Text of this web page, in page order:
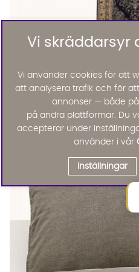
CASABLANCA Medallion
Casablanca
CASABLANCA Medallion 130x190
Vi skräddarsyr
Vi använder cookies för att
att analysera trafik och för
annonser — både
på andra plattformar. Du
accepterar under
använder i vår
Inställningar